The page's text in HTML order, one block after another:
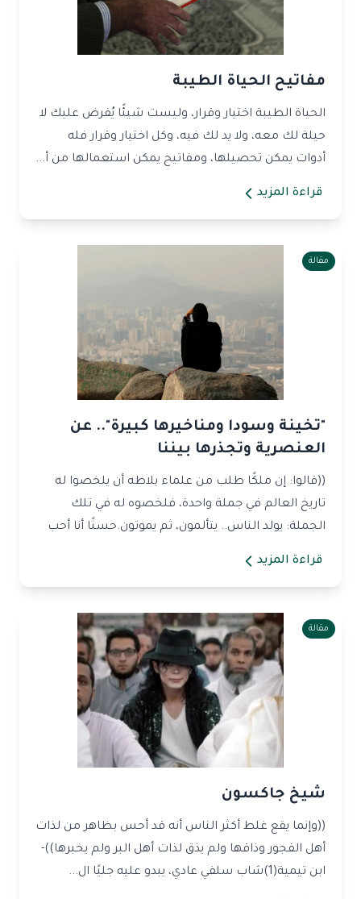
مفاتيح الحياة الطيبة
الحياة الطيبة اختيار وقرار، وليست شيئًا يُفرض عليك لا
حيلة لك معه، ولا يد لك فيه، وكل اختيار وقرار فله
أدوات يمكن تحصيلها، ومفاتيح يمكن استعمالها من أ...
قراءة المزيد
مقالة
"تخينة وسودا ومناخيرها كبيرة".. عن
العنصرية وتجذرها بيننا
((قالوا: إن ملكًا طلب من علماء بلاطه أن يلخصوا له
تاريخ العالم في جملة واحدة، فلخصوه له في تلك
الجملة: يولد الناس.. يتألمون، ثم يموتون.حسنًا أنا أحب
قراءة المزيد
مقالة
شيخ جاكسون
((وإنما يقع غلط أكثر الناس أنه قد أحس بظاهر من لذات
أهل الفجور وذاقها ولم يذق لذات أهل البر ولم يخبرها))-
ابن تيمية(1)شاب سلفي عادي، يبدو عليه جليًا ال...